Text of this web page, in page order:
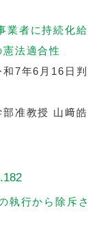
業者に持続化給
法適合性
和7年6月16日判
准教授 山﨑皓
執行から除斥さ